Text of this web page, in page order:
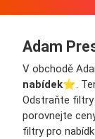
Adam
V obchodě
nabídek⭐️.
Odstraňte filtry
porovnejte
filtry pro